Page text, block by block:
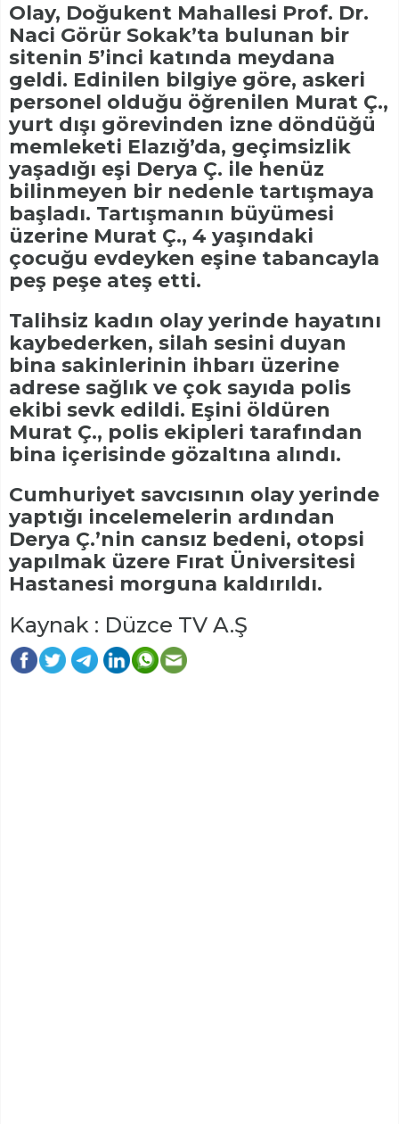
Olay, Doğukent Mahallesi Prof. Dr.
Naci Görür Sokak’ta bulunan bir
sitenin 5’inci katında meydana
geldi. Edinilen bilgiye göre, askeri
personel olduğu öğrenilen Murat Ç.,
yurt dışı görevinden izne döndüğü
memleketi Elazığ’da, geçimsizlik
yaşadığı eşi Derya Ç. ile henüz
bilinmeyen bir nedenle tartışmaya
başladı. Tartışmanın büyümesi
üzerine Murat Ç., 4 yaşındaki
çocuğu evdeyken eşine tabancayla
peş peşe ateş etti.
Talihsiz kadın olay yerinde hayatını
kaybederken, silah sesini duyan
bina sakinlerinin ihbarı üzerine
adrese sağlık ve çok sayıda polis
ekibi sevk edildi. Eşini öldüren
Murat Ç., polis ekipleri tarafından
bina içerisinde gözaltına alındı.
Cumhuriyet savcısının olay yerinde
yaptığı incelemelerin ardından
Derya Ç.’nin cansız bedeni, otopsi
yapılmak üzere Fırat Üniversitesi
Hastanesi morguna kaldırıldı.
Kaynak : Düzce TV A.Ş